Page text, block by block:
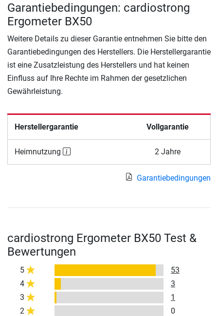
Garantiebedingungen: cardiostrong
Ergometer BX50
Weitere Details zu dieser Garantie entnehmen Sie bitte den
Garantiebedingungen des Herstellers. Die Herstellergarantie
ist eine Zusatzleistung des Herstellers und hat keinen
Einfluss auf Ihre Rechte im Rahmen der gesetzlichen
Gewährleistung.
Herstellergarantie Vollgarantie
Heimnutzung 2 Jahre
Garantiebedingungen
cardiostrong Ergometer BX50 Test &
Bewertungen
5
53
4
3
3
1
2
0